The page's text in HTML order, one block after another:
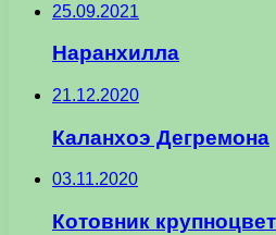
25.09.2021
Наранхилла
21.12.2020
Каланхоэ Дегремона
03.11.2020
Котовник